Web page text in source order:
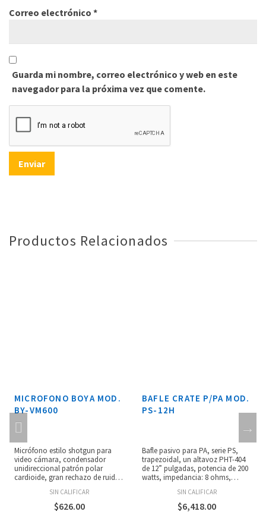
Correo electrónico *
Guarda mi nombre, correo electrónico y web en este
navegador para la próxima vez que comente.
Productos Relacionados
MICROFONO BOYA MOD.
BY-VM600
Micrófono estilo shotgun para
video cámara, condensador
unidireccional patrón polar
cardioide, gran rechazo de ruido
premium para un audio de gran
calidad, diseño motorizado que
maximiza la calidad del sonido,
SIN CALIFICAR
$626.00
BAFLE CRATE P/PA MOD.
PS-12H
Bafle pasivo para PA, serie PS,
trapezoidal, un altavoz PHT-404
de 12” pulgadas, potencia de 200
watts, impedancia: 8 ohms,
sensibilidad: 97 dB, manijas
SIN CALIFICAR
$6,418.00